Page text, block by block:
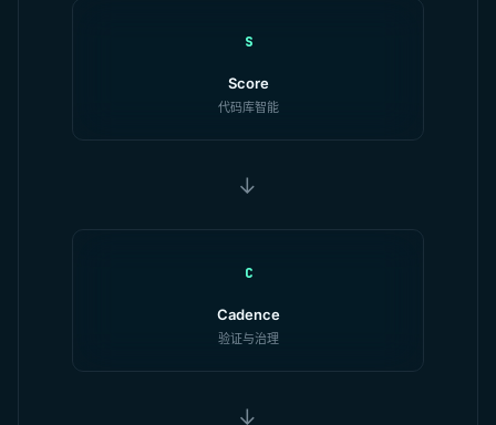
S
Score
代码库智能
→
C
Cadence
验证与治理
→